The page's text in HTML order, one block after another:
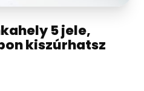
5 jele,
kiszúrhatsz